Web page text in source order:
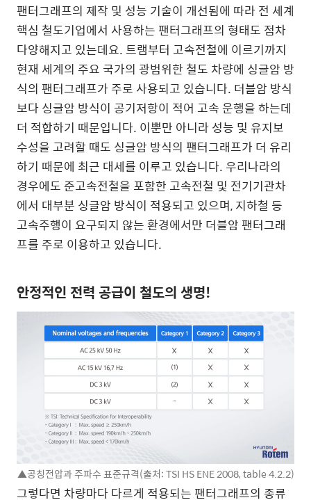
팬터그래프의 제작 및 성능 기술이 개선됨에 따라 전 세계
핵심 철도기업에서 사용하는 팬터그래프의 형태도 점차
다양해지고 있는데요. 트램부터 고속전철에 이르기까지
현재 세계의 주요 국가의 광범위한 철도 차량에 싱글암 방
식의 팬터그래프가 주로 사용되고 있습니다. 더블암 방식
보다 싱글암 방식이 공기저항이 적어 고속 운행을 하는데
더 적합하기 때문입니다. 이뿐만 아니라 성능 및 유지보
수성을 고려할 때도 싱글암 방식의 팬터그래프가 더 유리
하기 때문에 최근 대세를 이루고 있습니다. 우리나라의
경우에도 준고속전철을 포함한 고속전철 및 전기기관차
에서 대부분 싱글암 방식이 적용되고 있으며, 지하철 등
고속주행이 요구되지 않는 환경에서만 더블암 팬터그래
프를 주로 이용하고 있습니다.
안정적인 전력 공급이 철도의 생명!
▲공칭전압과 주파수 표준규격(출처: TSI HS ENE 2008, table 4.2.2)
그렇다면 차량마다 다르게 적용되는 팬터그래프의 종류